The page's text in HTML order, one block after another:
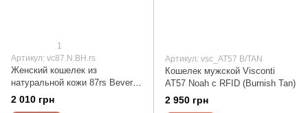
1
Артикул: vc87.N.BH.rs
Женский кошелек из
натуральной кожи 87rs Beverly
Hills Vip Collection, синий
87.N.BH.rs
2 010 грн
Артикул: vsc_AT57 B/TAN
Кошелек мужской Visconti
AT57 Noah c RFID (Burnish Tan)
2 950 грн